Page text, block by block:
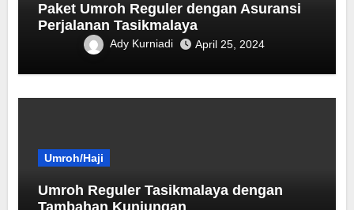
Paket Umroh Reguler dengan Asuransi
Perjalanan Tasikmalaya
Ady Kurniadi April 25, 2024
Umroh/Haji
Umroh Reguler Tasikmalaya dengan
Tambahan Kunjungan